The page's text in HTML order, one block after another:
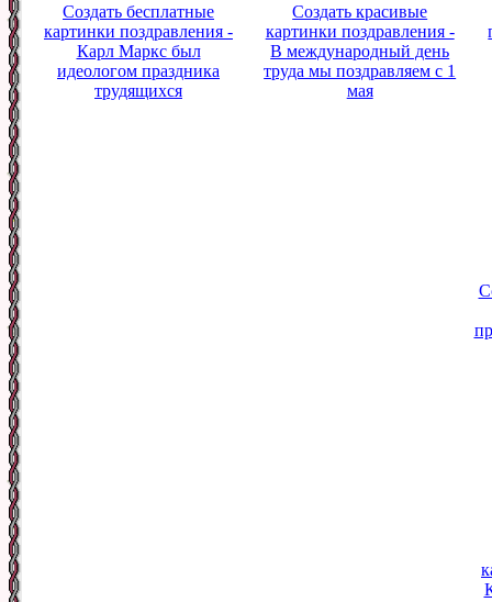
Создать бесплатные
картинки поздравления -
Карл Маркс был
идеологом праздника
трудящихся
Создать красивые
картинки поздравления -
В международный день
труда мы поздравляем с 1
мая